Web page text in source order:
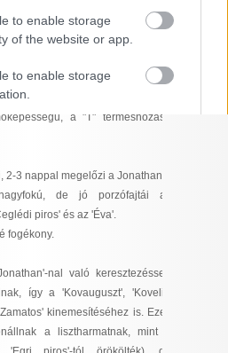
to enable storage
of the website or app.
to enable storage
to enable storage
prevention, and other
Data Access Privacy Policy
Betakarítása egyszeri szedéssel
növekedésű, koronája laza,
habitusú; ágai felkopaszodásra
a "T" terméshozású
3 nappal megelőzi a Jonathan-t.
de jó porzófajtái az
piros' és az 'Éva'.
fogékony.
nal való keresztezéssel)
így a 'Kovauguszt', 'Kovelit',
kinemesítéséhez is. Ezek
a lisztharmatnak, mint a